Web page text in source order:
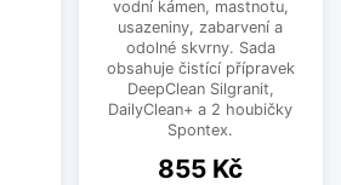
vodní kámen, mastnotu,
usazeniny, zabarvení a
odolné skvrny. Sada
obsahuje čistící přípravek
DeepClean Silgranit,
DailyClean+ a 2 houbičky
Spontex.
Cena
855 Kč